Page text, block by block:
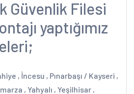
Güvenlik Filesi
yaptığımız
, İncesu , Pınarbaşı / Kayseri ,
, Yahyalı , Yeşilhisar ,